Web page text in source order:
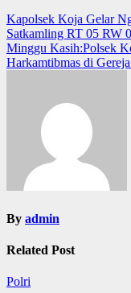
Post
navigation
Kapolsek Koja Gelar
Satkamling RT 05 RW
Minggu Kasih:Polsek
Harkamtibmas di
By admin
Related Post
Polri